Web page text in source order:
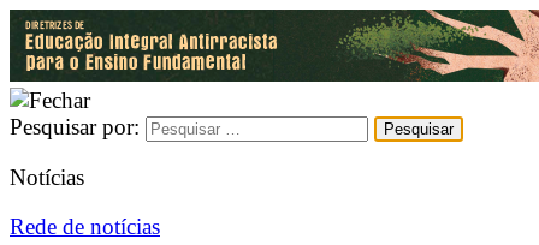
Pesquisar por:
Notícias
Rede de notícias